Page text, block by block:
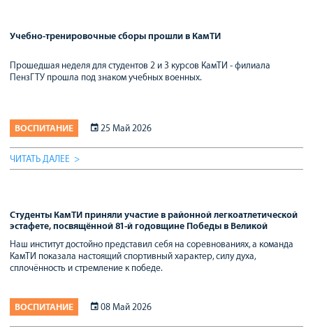
Учебно-тренировочные сборы прошли в КамТИ
Прошедшая неделя для студентов 2 и 3 курсов КамТИ - филиала
ПензГТУ прошла под знаком учебных военных.
ВОСПИТАНИЕ 25 Май 2026
ЧИТАТЬ ДАЛЕЕ
Студенты КамТИ приняли участие в районной легкоатлетической
эстафете, посвящённой 81-й годовщине Победы в Великой
Наш институт достойно представил себя на соревнованиях, а команда
КамТИ показала настоящий спортивный характер, силу духа,
сплочённость и стремление к победе.
ВОСПИТАНИЕ 08 Май 2026